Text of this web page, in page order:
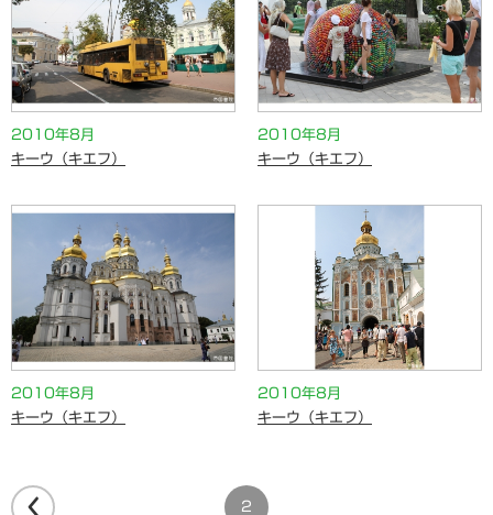
2010年8月
キーウ（キエフ）
2010年8月
キーウ（キエフ）
2010年8月
キーウ（キエフ）
2010年8月
キーウ（キエフ）
2